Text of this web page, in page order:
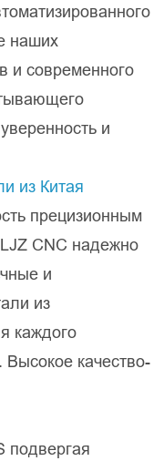
наших
и современного
и
из Китая
прецизионным
LJZ CNC надежно
и
из
каждого
Высокое качество-
подвергая